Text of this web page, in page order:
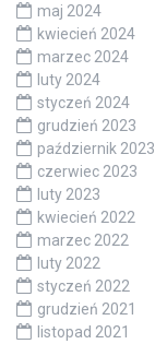
maj 2024
kwiecień 2024
marzec 2024
luty 2024
styczeń 2024
grudzień 2023
październik 2023
czerwiec 2023
luty 2023
kwiecień 2022
marzec 2022
luty 2022
styczeń 2022
grudzień 2021
listopad 2021